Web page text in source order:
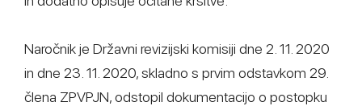
Naročnik je Državni revizijski komisiji dne 2. 11. 2020
in dne 23. 11. 2020, skladno s prvim odstavkom 29.
člena ZPVPJN, odstopil dokumentacijo o postopku